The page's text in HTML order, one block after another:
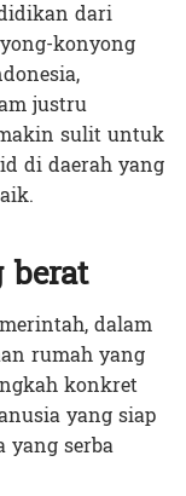
dari
konyong
justru
sulit untuk
di daerah yang
dalam
rumah yang
konkret
yang siap
yang serba